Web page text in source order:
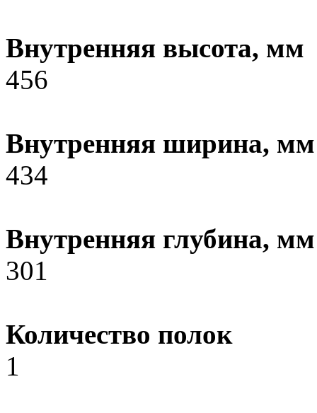
Внутренняя высота, мм
456
Внутренняя ширина, мм
434
Внутренняя глубина, мм
301
Количество полок
1